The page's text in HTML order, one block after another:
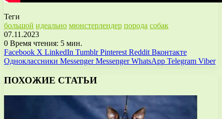
Теги
большой идеально мюнстерлендер порода собак
07.11.2023
0 Время чтения: 5 мин.
Facebook X LinkedIn Tumblr Pinterest Reddit Вконтакте
Одноклассники Messenger Messenger WhatsApp Telegram Viber
ПОХОЖИЕ СТАТЬИ